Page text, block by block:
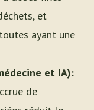
et
ayant une
et IA):
de